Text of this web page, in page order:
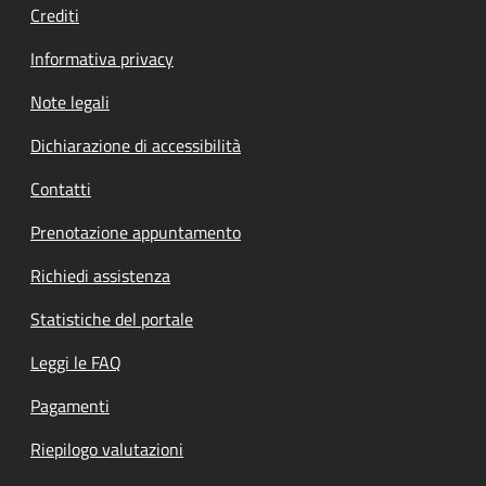
Crediti
Informativa privacy
Note legali
Dichiarazione di accessibilità
Contatti
Prenotazione appuntamento
Richiedi assistenza
Statistiche del portale
Leggi le FAQ
Pagamenti
Riepilogo valutazioni